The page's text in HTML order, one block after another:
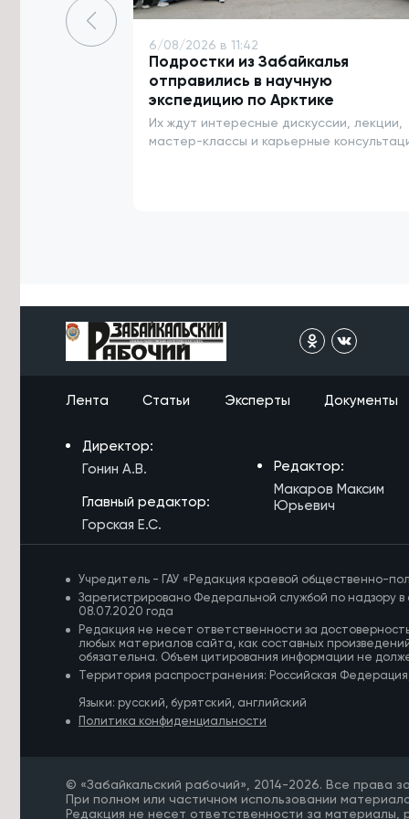
5/08/2026 в 17:56
Работу травмпункта в Чите
временно приостановили по
техническим причинам
5/08/2026 в 17:46
Лучники Забайкалья завоевали пять
медалей Кубка России
участие в трейл-экспедиции по
Забайкалью
5/08/2026 в 16:32
ли полностью вылечить
остеохондроз
5/08/2026 в 16:07
Пропавшего под Читой грибника с
застрявшим в болоте авто нашли
по следам
5/08/2026 в 16:05
5/08/2026 в 15:37
Глава администрации губернатора
Забайкалья вступил в мобильную
огневую группу
Митинг в честь Дня памяти жертв
репрессий пройдет в Чите
Ливневый коллектор забило
мусором на Новобульварной в Чите
6/08/2026 в 11:42
Подростки из Забайкалья
отправились в научную
экспедицию по Арктике
Их ждут интересные дискуссии, лекции,
мастер-классы и карьерные
Лента Статьи Эксперты Документы
Директор:
Гонин А.В.
Главный редактор:
Горская Е.С.
Редактор:
Макаров Максим
Юрьевич
Учредитель - ГАУ «Редакция краевой общественно-
Зарегистрировано Федеральной службой по надзору
08.07.2020 года
Редакция не несет ответственности за
любых материалов сайта, как составных
обязательна. Объем цитирования информации не
Территория распространения: Российская
Языки: русский, бурятский, английский
Политика конфиденциальности
© «Забайкальский рабочий», 2014-2026. Все права
При полном или частичном использовании
Редакция не несет ответственности за материалы,